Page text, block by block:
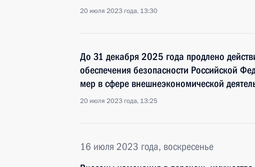
20 июля 2023 года, 13:30
До 31 декабря 2025 года продлено
обеспечения безопасности Российской
мер в сфере внешнеэкономической
20 июля 2023 года, 13:25
16 июля 2023 года, воскресенье